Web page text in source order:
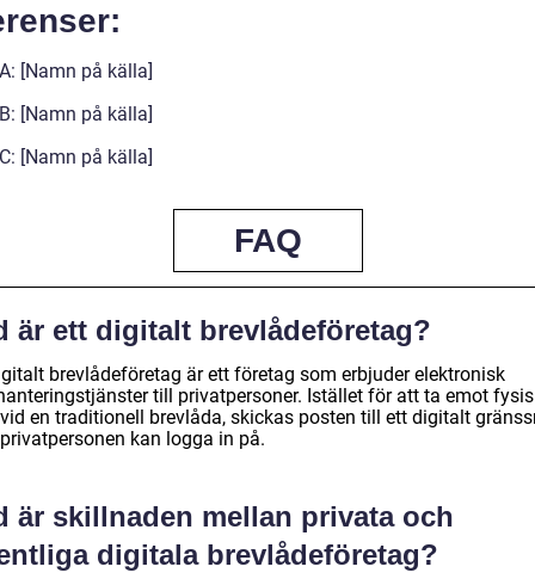
[Namn på källa]
[Namn på källa]
[Namn på källa]
FAQ
är ett digitalt brevlådeföretag?
brevlådeföretag är ett företag som erbjuder elektronisk
till privatpersoner. Istället för att ta emot
en traditionell brevlåda, skickas posten till ett digitalt
kan logga in på.
är skillnaden mellan privata och
digitala brevlådeföretag?